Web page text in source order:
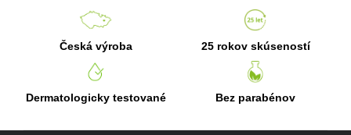
Česká výroba 25 rokov skúseností
Dermatologicky testované Bez parabénov